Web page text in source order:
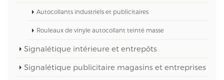
Autocollants industriels et publicitaires
Rouleaux de vinyle autocollant teinté masse
Signalétique intérieure et entrepôts
Signalétique publicitaire magasins et entreprises